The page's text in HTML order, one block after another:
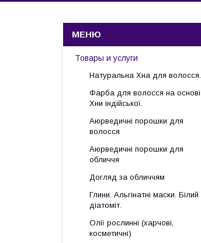
Товары и услуги
Натуральна Хна для волосся.
Фарба для волосся на основі
Хни індійської.
Аюрведичні порошки для
волосся
Аюрведичні порошки для
обличчя
Догляд за обличчям
Глини. Альгінатні маски. Білий
діатоміт.
Олії рослинні (харчові,
косметичні)